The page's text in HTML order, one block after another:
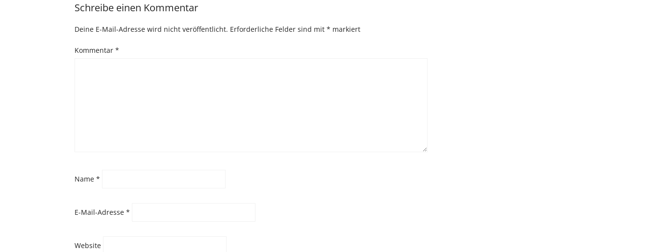
Schreibe einen Kommentar
Deine E-Mail-Adresse wird nicht veröffentlicht. Erforderliche Felder sind mit * markiert
Kommentar *
Name *
E-Mail-Adresse *
Website